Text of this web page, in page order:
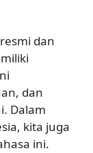
dan
dan
Dalam
kita juga
ini.